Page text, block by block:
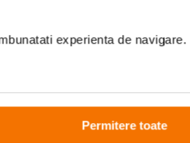
experienta de
Permitere toate
creatorilor
recomandari utile,